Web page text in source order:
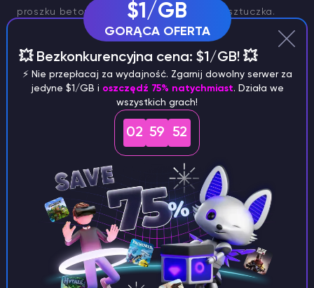
proszku betonowego, istnieje skuteczna sztuczka.
Zbuduj pływającą platformę nad jeziorem, rzeką lub
oceanem i pokryj ją warstwą betonowego proszku
(zachowując grubość tylko jednego bloku).
Bezpośrednio pod tą platformą utwórz drugą warstwę
o jeden blok niżej. Gdy wszystko będzie gotowe, usuń
bloki ziemi, pozwalając betonowemu proszkowi
wpaść do wody i natychmiast stwardnieć.
$1/GB
GORĄCA OFERTA
💥 Bezkonkurencyjna cena: $1/GB! 💥
⚡️ Nie przepłacaj za wydajność. Zgarnij dowolny serwer za
jedyne $1/GB i oszczędź 75% natychmiast. Działa we
wszystkich grach!
02 59 51